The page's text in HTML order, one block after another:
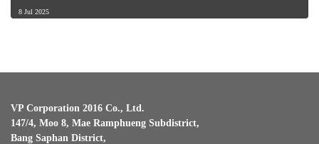
8 Jul 2025
VP Corporation 2016 Co., Ltd.
147/4, Moo 8, Mae Ramphueng Subdistrict,
Bang Saphan District,